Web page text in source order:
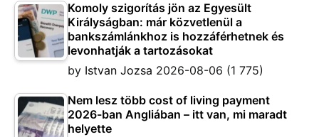
Komoly szigorítás jön az Egyesült
Királyságban: már közvetlenül a
bankszámlánkhoz is hozzáférhetnek és
levonhatják a tartozásokat
by Istvan Jozsa 2026-08-06 (1 775)
Nem lesz több cost of living payment
2026-ban Angliában – itt van, mi maradt
helyette